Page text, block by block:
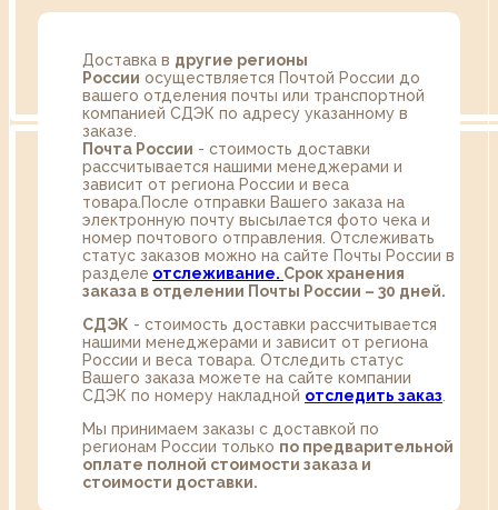
Доставка в другие регионы
России осуществляется Почтой России до
вашего отделения почты или транспортной
компанией СДЭК по адресу указанному в
заказе.
Почта России - стоимость доставки
рассчитывается нашими менеджерами и
зависит от региона России и веса
товара.После отправки Вашего заказа на
электронную почту высылается фото чека и
номер почтового отправления. Отслеживать
статус заказов можно на сайте Почты России в
разделе oтслеживание. Срок хранения
заказа в отделении Почты России – 30 дней.
СДЭК - стоимость доставки рассчитывается
нашими менеджерами и зависит от региона
России и веса товара. Отследить статус
Вашего заказа можете на сайте компании
СДЭК по номеру накладной отследить заказ
Мы принимаем заказы с доставкой по
регионам России только по предварительной
оплате полной стоимости заказа и
стоимости доставки.